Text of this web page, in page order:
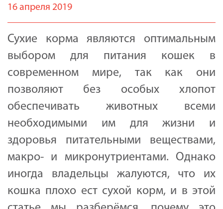
16 апреля 2019
Сухие корма являются оптимальным
выбором для питания кошек в
современном мире, так как они
позволяют без особых хлопот
обеспечивать животных всеми
необходимыми им для жизни и
здоровья питательными веществами,
макро- и микронутриентами. Однако
иногда владельцы жалуются, что их
кошка плохо ест сухой корм, и в этой